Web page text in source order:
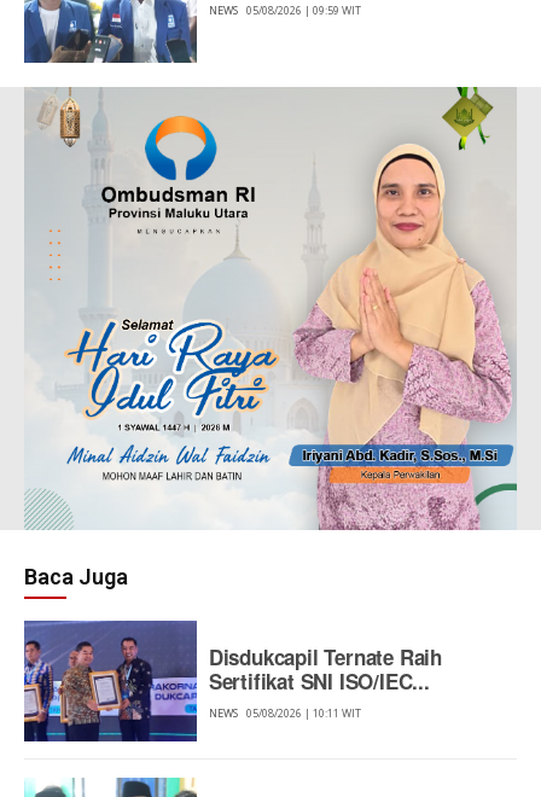
NEWS 05/08/2026 | 09:59 WIT
Baca Juga
Disdukcapil Ternate Raih
Sertifikat SNI ISO/IEC...
NEWS 05/08/2026 | 10:11 WIT